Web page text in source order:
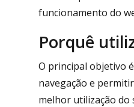
funcionamento do
Porquê
O principal objetivo
navegação e
melhor utilização do